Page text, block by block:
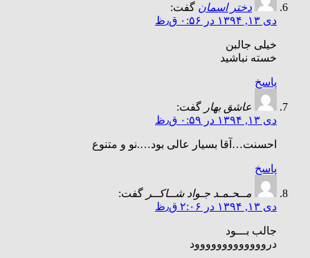
دختر اسمان گفت:
دی ۱۳, ۱۳۹۴ در ۰:۵۶ ق٫ظ
خیلی جالبن
خسته نباشید
پاسخ
عاشق بهار گفت:
دی ۱۳, ۱۳۹۴ در ۰:۵۹ ق٫ظ
احسنت…آقا بسیار عالی بود….نو و متنوع
پاسخ
مــحـمـد جـواد شــاکــر گفت:
دی ۱۳, ۱۳۹۴ در ۲:۰۶ ق٫ظ
جالب بـــود
درووووووووووووود